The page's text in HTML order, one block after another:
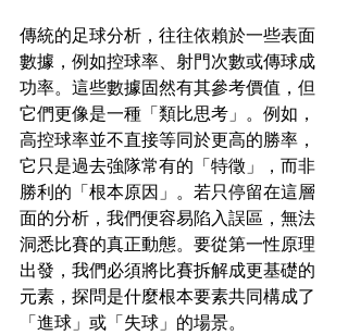
傳統的足球分析，往往依賴於一些表面
數據，例如控球率、射門次數或傳球成
功率。這些數據固然有其參考價值，但
它們更像是一種「類比思考」。例如，
高控球率並不直接等同於更高的勝率，
它只是過去強隊常有的「特徵」，而非
勝利的「根本原因」。若只停留在這層
面的分析，我們便容易陷入誤區，無法
洞悉比賽的真正動態。要從第一性原理
出發，我們必須將比賽拆解成更基礎的
元素，探問是什麼根本要素共同構成了
「進球」或「失球」的場景。